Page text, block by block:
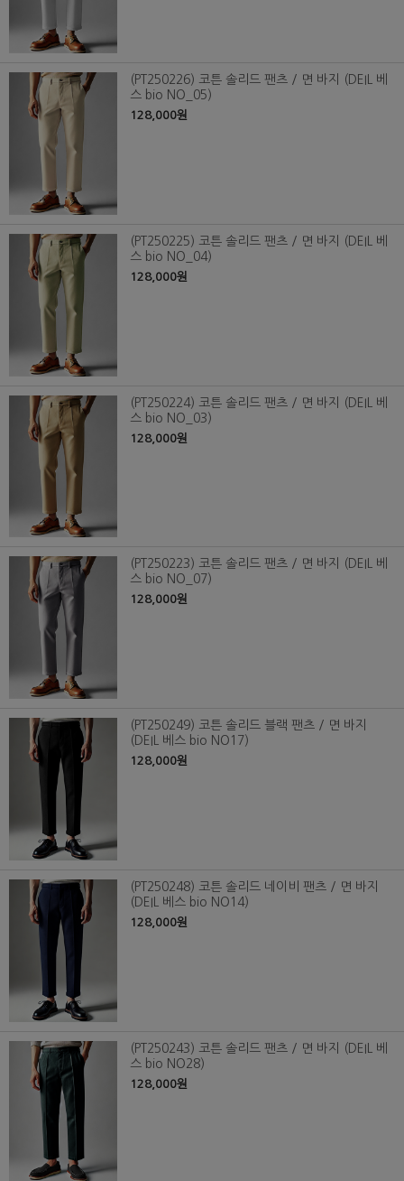
(PT250226) 코튼 솔리드 팬츠 / 면 바지 (DEIL 베
스 bio NO_05)
128,000원
(PT250225) 코튼 솔리드 팬츠 / 면 바지 (DEIL 베
스 bio NO_04)
128,000원
(PT250224) 코튼 솔리드 팬츠 / 면 바지 (DEIL 베
스 bio NO_03)
128,000원
(PT250223) 코튼 솔리드 팬츠 / 면 바지 (DEIL 베
스 bio NO_07)
128,000원
(PT250249) 코튼 솔리드 블랙 팬츠 / 면 바지
(DEIL 베스 bio NO17)
128,000원
(PT250248) 코튼 솔리드 네이비 팬츠 / 면 바지
(DEIL 베스 bio NO14)
128,000원
(PT250243) 코튼 솔리드 팬츠 / 면 바지 (DEIL 베
스 bio NO28)
128,000원